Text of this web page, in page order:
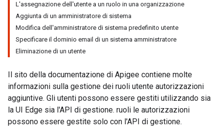
L'assegnazione dell'utente a un ruolo in una organizzazione
Aggiunta di un amministratore di sistema
Modifica dell'amministratore di sistema predefinito utente
Specificare il dominio email di un sistema amministratore
Eliminazione di un utente
Il sito della documentazione di Apigee contiene molte
informazioni sulla gestione dei ruoli utente autorizzazioni
aggiuntive. Gli utenti possono essere gestiti utilizzando sia
la UI Edge sia l'API di gestione. ruoli le autorizzazioni
possono essere gestite solo con l'API di gestione.